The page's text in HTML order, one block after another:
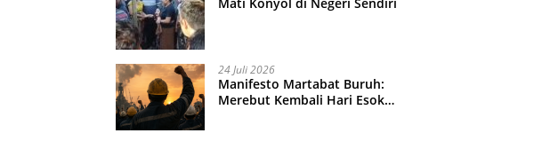
24 Juli 2026
Manifesto Martabat Buruh:
Merebut Kembali Hari Esok